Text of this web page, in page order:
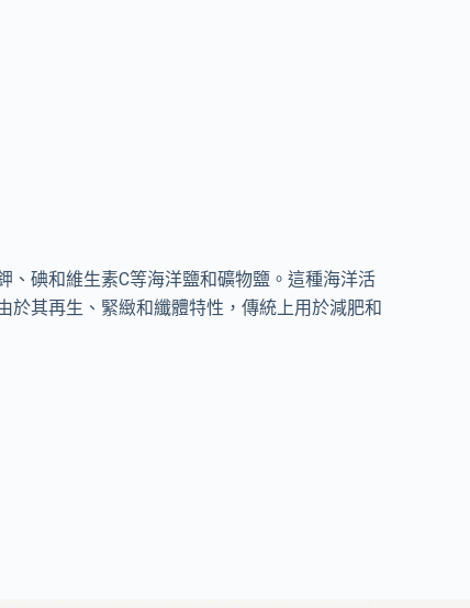
、碘和維生素C等海洋鹽和礦物鹽。這種海洋活
於其再生、緊緻和纖體特性，傳統上用於減肥和